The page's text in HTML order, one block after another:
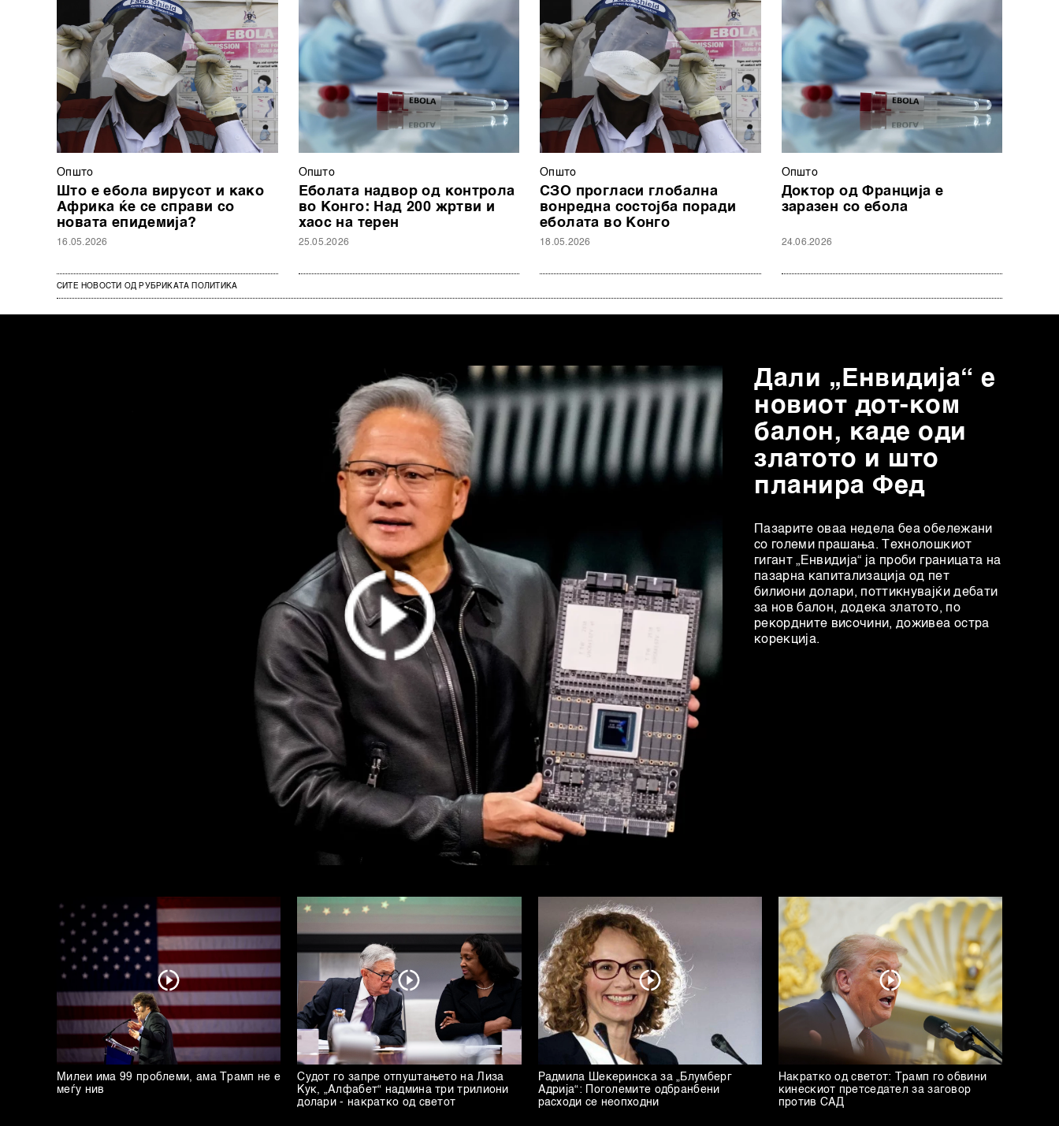
Општо
Што е ебола вирусот и како
Африка ќе се справи со
новата епидемија?
16.05.2026
Општо
Еболата надвор од контрола
во Конго: Над 200 жртви и
хаос на терен
25.05.2026
Општо
СЗО прогласи глобална
вонредна состојба поради
еболата во Конго
18.05.2026
Општо
Доктор од Франција е
заразен со ебола
24.06.2026
СИТЕ НОВОСТИ ОД РУБРИКАТА ПОЛИТИКА
Дали „Енвидија“ е
новиот дот-ком
балон, каде оди
златото и што
планира Фед
Пазарите оваа недела беа обележани
со големи прашања. Технолошкиот
гигант „Енвидија“ ја проби границата на
пазарна капитализација од пет
билиони долари, поттикнувајќи дебати
за нов балон, додека златото, по
рекордните височини, доживеа остра
корекција.
Милеи има 99 проблеми, ама Трамп не е
меѓу нив
Судот го запре отпуштањето на Лиза
Кук, „Алфабет“ надмина три трилиони
долари - накратко од светот
Радмила Шекеринска за „Блумберг
Адрија“: Поголемите одбранбени
расходи се неопходни
Накратко од светот: Трамп го обвини
кинескиот претседател за заговор
против САД